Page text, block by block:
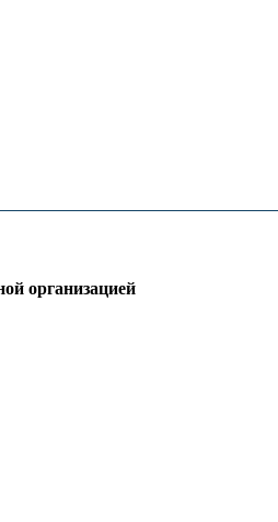
организацией